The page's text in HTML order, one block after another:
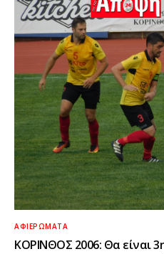
ΑΦΙΕΡΏΜΑΤΑ
ΚΟΡΙΝΘΟΣ 2006: Θα είναι